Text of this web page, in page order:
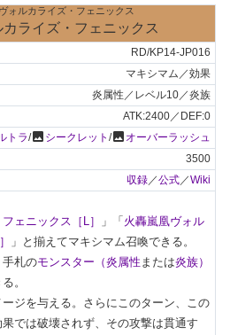
ォルカライズ・フェニックス
ライズ・フェニックス
RD/KP14-JP016
マキシマム／効果
炎属性／レベル10／炎族
ATK:2400／DEF:0
トラ/photo シークレット /photo オーバーラッシュ
3500
収録／公式／Wiki
ェニックス［L］ 」「 火轟嵐凰ヴォル
」と揃えてマキシマム召喚できる。
手札のモンスター（炎属性 または炎族）
。
ージを与える。さらにこのターン、この
では破壊されず、その攻撃は貫通す